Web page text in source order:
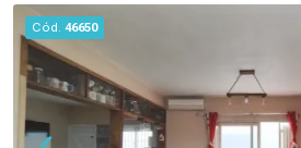
Não deixe passar essa
Agende sua visita e venha
pessoalmente!
Cód. 46650